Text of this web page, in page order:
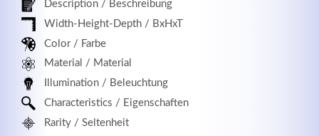
Description / Beschreibung
Width-Height-Depth / BxHxT
Color / Farbe
Material / Material
Illumination / Beleuchtung
Characteristics / Eigenschaften
Rarity / Seltenheit
Registrieren